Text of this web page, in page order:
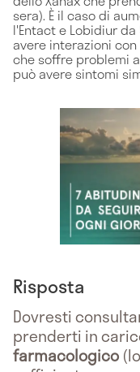
sera). È il caso di
l'Entact e Lobidiur
avere interazioni
che soffre problemi
può avere sintomi
Risposta
Dovresti
prenderti in
farmacologico (lo